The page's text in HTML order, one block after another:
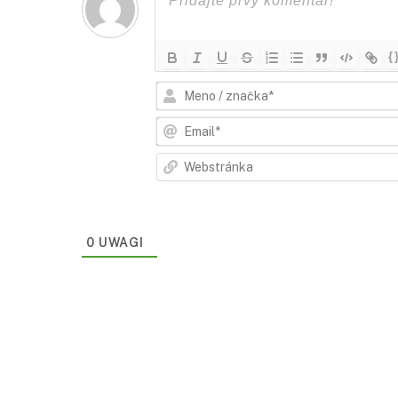
{}
0 UWAGI